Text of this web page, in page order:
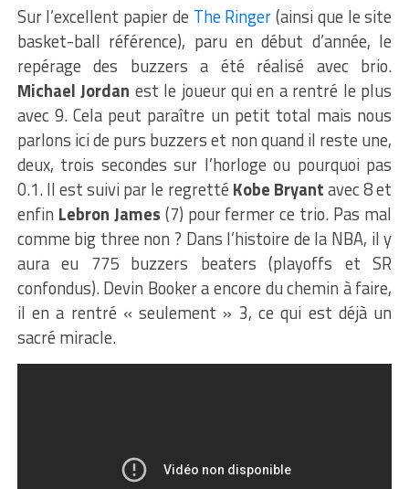
Sur l’excellent papier de The Ringer(ainsi que le site
basket-ball référence), paru en début d’année, le
repérage des buzzers a été réalisé avec brio.
Michael Jordan est le joueur qui en a rentré le plus
avec 9. Cela peut paraître un petit total mais nous
parlons ici de purs buzzers et non quand il reste une,
deux, trois secondes sur l’horloge ou pourquoi pas
0.1. Il est suivi par le regretté Kobe Bryantavec 8 et
enfin Lebron James (7) pour fermer ce trio. Pas mal
comme big three non ? Dans l’histoire de la NBA, il y
aura eu 775 buzzers beaters (playoffs et SR
confondus). Devin Booker a encore du chemin à faire,
il en a rentré « seulement » 3, ce qui est déjà un
sacré miracle.